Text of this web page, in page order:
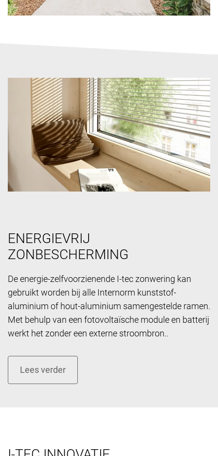
ENERGIEVRIJ
ZONBESCHERMING
De energie-zelfvoorzienende I-tec zonwering kan
gebruikt worden bij alle Internorm kunststof-
aluminium of hout-aluminium samengestelde ramen.
Met behulp van een fotovoltaïsche module en batterij
werkt het zonder een externe stroombron..